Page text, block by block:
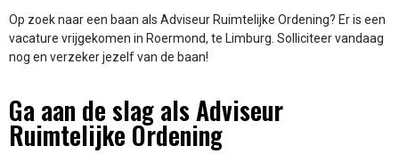
Op zoek naar een baan als Adviseur Ruimtelijke Ordening? Er is een
vacature vrijgekomen in Roermond, te Limburg. Solliciteer vandaag
nog en verzeker jezelf van de baan!
Ga aan de slag als Adviseur
Ruimtelijke Ordening